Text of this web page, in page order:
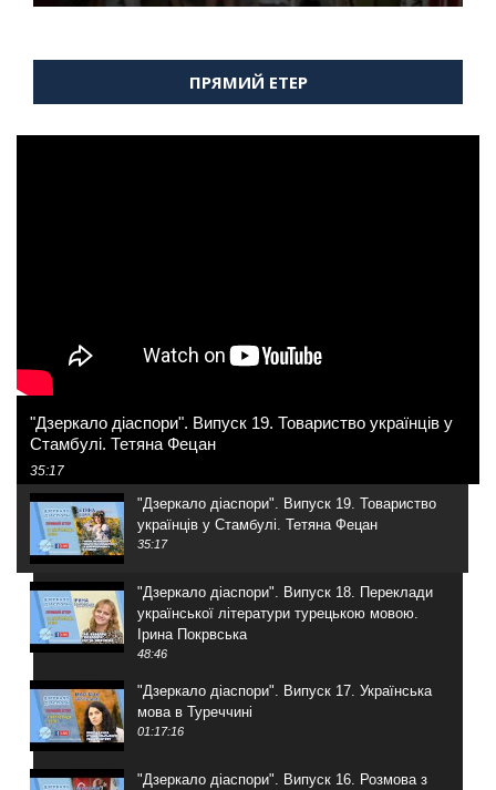
ПРЯМИЙ ЕТЕР
"Дзеркало діаспори". Випуск 19. Товариство українців у
Стамбулі. Тетяна Фецан
35:17
"Дзеркало діаспори". Випуск 19. Товариство
українців у Стамбулі. Тетяна Фецан
35:17
"Дзеркало діаспори". Випуск 18. Переклади
української літератури турецькою мовою.
Ірина Покрвська
48:46
"Дзеркало діаспори". Випуск 17. Українська
мова в Туреччині
01:17:16
"Дзеркало діаспори". Випуск 16. Розмова з